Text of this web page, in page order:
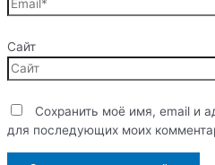
Сайт
Сохранить моё имя, email и
для последующих моих